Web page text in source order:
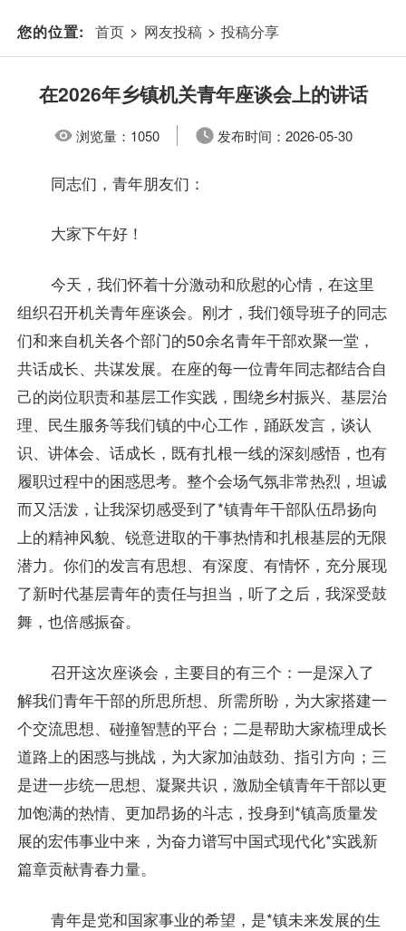
您的位置: 首页 > 网友投稿 > 投稿分享
在2026年乡镇机关青年座谈会上的讲话
浏览量： 1050 发布时间： 2026-05-30
同志们，青年朋友们：
大家下午好！
今天，我们怀着十分激动和欣慰的心情，在这里
组织召开机关青年座谈会。刚才，我们领导班子的同志
们和来自机关各个部门的50余名青年干部欢聚一堂，
共话成长、共谋发展。在座的每一位青年同志都结合自
己的岗位职责和基层工作实践，围绕乡村振兴、基层治
理、民生服务等我们镇的中心工作，踊跃发言，谈认
识、讲体会、话成长，既有扎根一线的深刻感悟，也有
履职过程中的困惑思考。整个会场气氛非常热烈，坦诚
而又活泼，让我深切感受到了*镇青年干部队伍昂扬向
上的精神风貌、锐意进取的干事热情和扎根基层的无限
潜力。你们的发言有思想、有深度、有情怀，充分展现
了新时代基层青年的责任与担当，听了之后，我深受鼓
舞，也倍感振奋。
召开这次座谈会，主要目的有三个：一是深入了
解我们青年干部的所思所想、所需所盼，为大家搭建一
个交流思想、碰撞智慧的平台；二是帮助大家梳理成长
道路上的困惑与挑战，为大家加油鼓劲、指引方向；三
是进一步统一思想、凝聚共识，激励全镇青年干部以更
加饱满的热情、更加昂扬的斗志，投身到*镇高质量发
展的宏伟事业中来，为奋力谱写中国式现代化*实践新
篇章贡献青春力量。
青年是党和国家事业的希望，是*镇未来发展的生